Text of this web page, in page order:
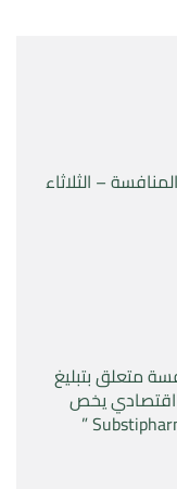
– الثلاثاء
متعلق بتبليغ
اقتصادي يخص
تولي شركة ” Substipharm SAS ”
والحقوق